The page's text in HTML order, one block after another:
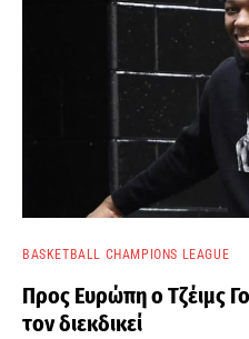
BASKETBALL CHAMPIONS LEAGUE
Προς Ευρώπη ο Τζέιμς
τον διεκδικεί